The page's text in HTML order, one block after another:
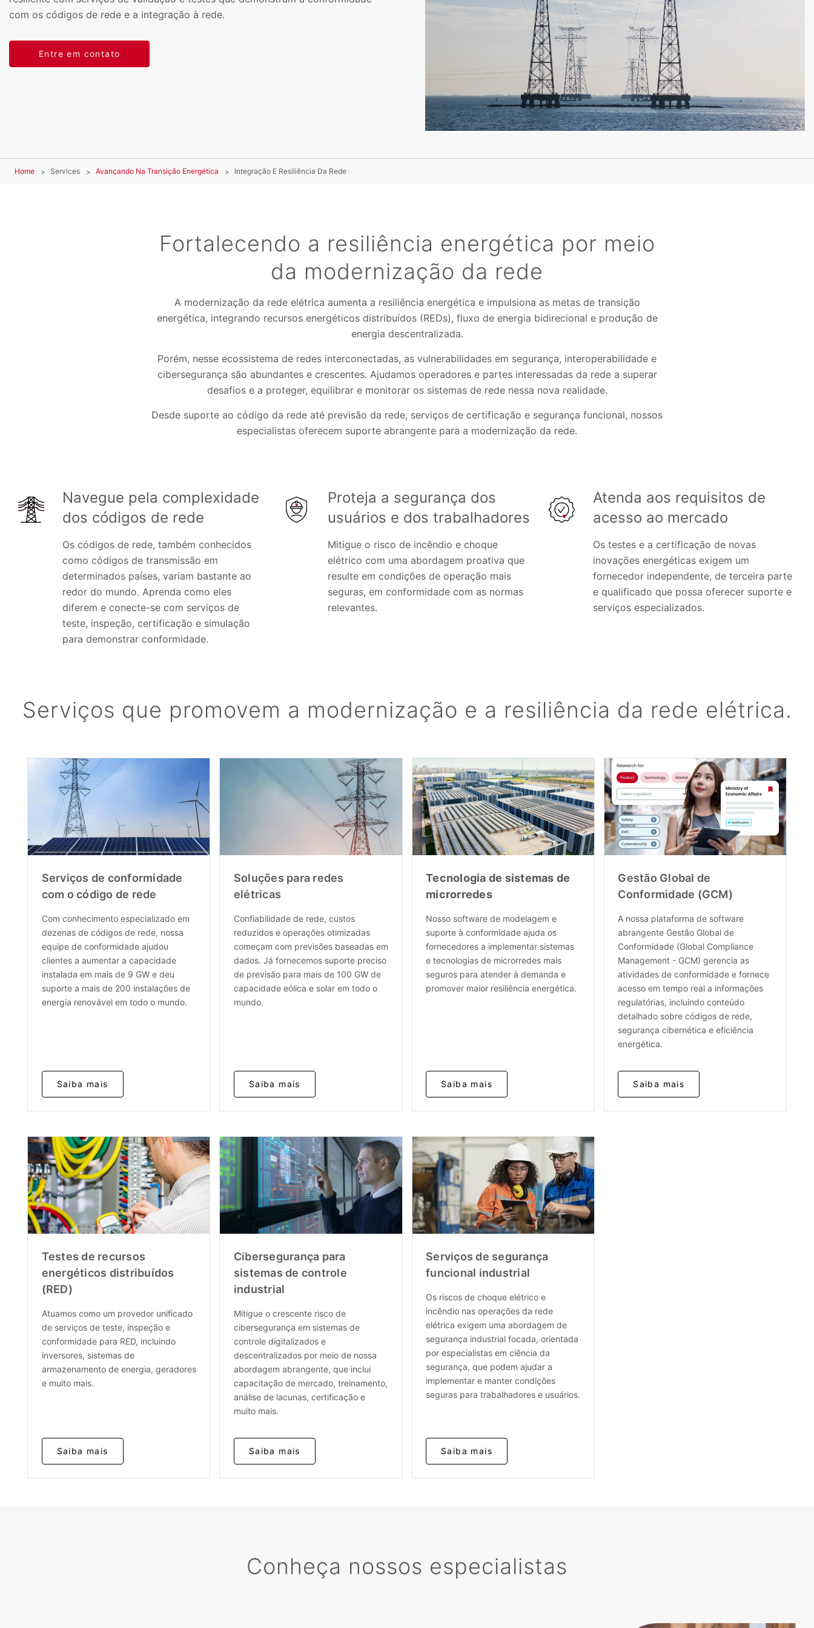
com os códigos de rede e a integração à rede.
Entre em contato
Home Services Avançando Na Transição Energética Integração E Resiliência Da Rede
Fortalecendo a resiliência energética por meio
da modernização da rede
A modernização da rede elétrica aumenta a resiliência energética e impulsiona as metas de transição
energética, integrando recursos energéticos distribuídos (REDs), fluxo de energia bidirecional e produção de
energia descentralizada.
Porém, nesse ecossistema de redes interconectadas, as vulnerabilidades em segurança, interoperabilidade e
cibersegurança são abundantes e crescentes. Ajudamos operadores e partes interessadas da rede a superar
desafios e a proteger, equilibrar e monitorar os sistemas de rede nessa nova realidade.
Desde suporte ao código da rede até previsão da rede, serviços de certificação e segurança funcional, nossos
especialistas oferecem suporte abrangente para a modernização da rede.
Navegue pela complexidade
dos códigos de rede
Os códigos de rede, também conhecidos
como códigos de transmissão em
determinados países, variam bastante ao
redor do mundo. Aprenda como eles
diferem e conecte-se com serviços de
teste, inspeção, certificação e simulação
para demonstrar conformidade.
Proteja a segurança dos
usuários e dos trabalhadores
Mitigue o risco de incêndio e choque
elétrico com uma abordagem proativa que
resulte em condições de operação mais
seguras, em conformidade com as normas
relevantes.
Atenda aos requisitos de
acesso ao mercado
Os testes e a certificação de novas
inovações energéticas exigem um
fornecedor independente, de terceira parte
e qualificado que possa oferecer suporte e
serviços especializados.
Serviços que promovem a modernização e a resiliência da rede elétrica.
Serviços de conformidade
com o código de rede
Com conhecimento especializado em
dezenas de códigos de rede, nossa
equipe de conformidade ajudou
clientes a aumentar a capacidade
instalada em mais de 9 GW e deu
suporte a mais de 200 instalações de
energia renovável em todo o mundo.
Saiba mais
Soluções para redes
elétricas
Confiabilidade de rede, custos
reduzidos e operações otimizadas
começam com previsões baseadas em
dados. Já fornecemos suporte preciso
de previsão para mais de 100 GW de
capacidade eólica e solar em todo o
mundo.
Saiba mais
Tecnologia de sistemas de
microrredes
Nosso software de modelagem e
suporte à conformidade ajuda os
fornecedores a implementar sistemas
e tecnologias de microrredes mais
seguros para atender à demanda e
promover maior resiliência energética.
Saiba mais
Gestão Global de
Conformidade (GCM)
A nossa plataforma de software
abrangente Gestão Global de
Conformidade (Global Compliance
Management - GCM) gerencia as
atividades de conformidade e fornece
acesso em tempo real a informações
regulatórias, incluindo conteúdo
detalhado sobre códigos de rede,
segurança cibernética e eficiência
energética.
Saiba mais
Testes de recursos
energéticos distribuídos
(RED)
Atuamos como um provedor unificado
de serviços de teste, inspeção e
conformidade para RED, incluindo
inversores, sistemas de
armazenamento de energia, geradores
e muito mais.
Saiba mais
Cibersegurança para
sistemas de controle
industrial
Mitigue o crescente risco de
cibersegurança em sistemas de
controle digitalizados e
descentralizados por meio de nossa
abordagem abrangente, que inclui
capacitação de mercado, treinamento,
análise de lacunas, certificação e
muito mais.
Saiba mais
Serviços de segurança
funcional industrial
Os riscos de choque elétrico e
incêndio nas operações da rede
elétrica exigem uma abordagem de
segurança industrial focada, orientada
por especialistas em ciência da
segurança, que podem ajudar a
implementar e manter condições
seguras para trabalhadores e usuários.
Saiba mais
Conheça nossos especialistas